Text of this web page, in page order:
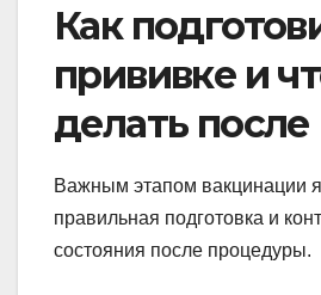
Как
прививке и
делать после
Важным этапом вакцинации
правильная подготовка и
состояния после процедуры.